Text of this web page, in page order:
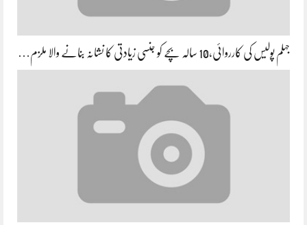
جہلم پولیس کی کارروائی،10 سالہ بچے کو جنسی زیادتی کا نشانہ بنانے والا ملزم…